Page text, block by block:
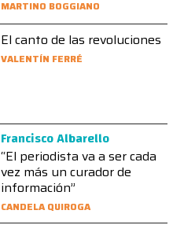
MARTINO BOGGIANO
El canto de las revoluciones
VALENTÍN FERRÉ
Francisco Albarello
“El periodista va a ser cada
vez más un curador de
información”
CANDELA QUIROGA